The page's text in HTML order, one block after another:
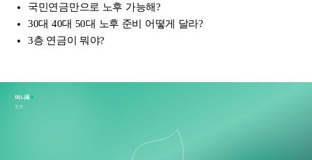
국민연금만으로 노후 가능해?
30대 40대 50대 노후 준비 어떻게 달라?
3층 연금이 뭐야?
머니룩
연금